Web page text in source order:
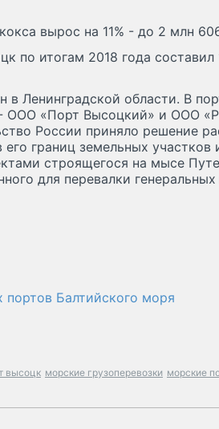
вырос на 11% - до 2 млн
по итогам 2018 года
в Ленинградской области. В
ООО «Порт Высоцкий» и ООО
России приняло решение
его границ земельных
строящегося на мысе
для перевалки
портов Балтийского моря
высоцк морские грузоперевозки морские